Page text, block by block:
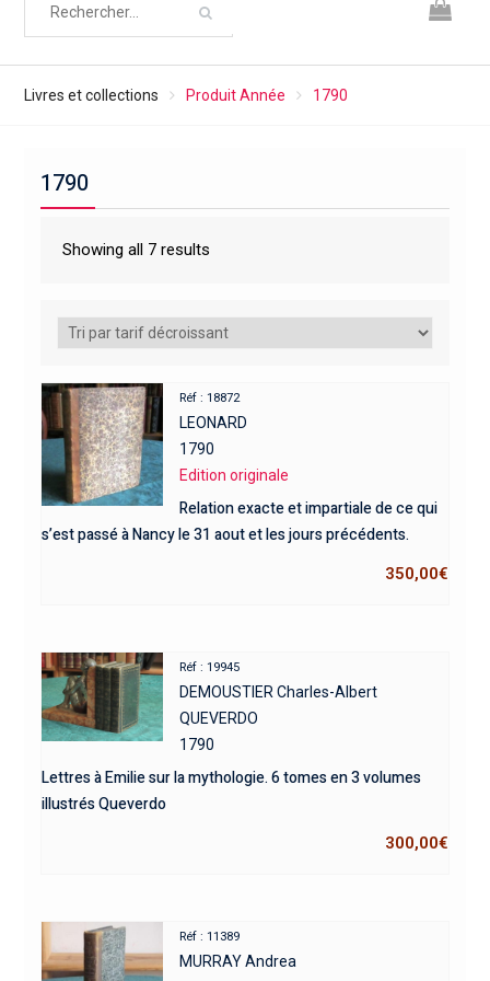
Livres et collections Produit Année 1790
1790
Showing all 7 results
Réf : 18872
LEONARD
1790
Edition originale
Relation exacte et impartiale de ce qui
s’est passé à Nancy le 31 aout et les jours précédents.
350,00€
Réf : 19945
DEMOUSTIER Charles-Albert
QUEVERDO
1790
Lettres à Emilie sur la mythologie. 6 tomes en 3 volumes
illustrés Queverdo
300,00€
Réf : 11389
MURRAY Andrea